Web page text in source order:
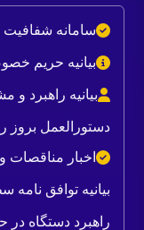
سامانه شفافیت
بیانیه حریم
بیانیه راهبرد و
دستورالعمل بروز
اخبار مناقصات و
بیانیه توافق نامه
راهبرد دستگاه در